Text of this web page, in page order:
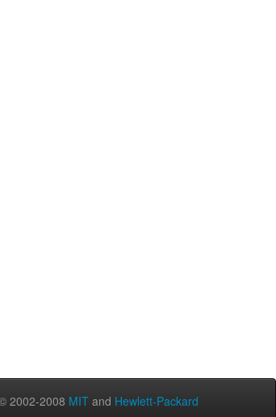
2002-2008 MIT and Hewlett-Packard